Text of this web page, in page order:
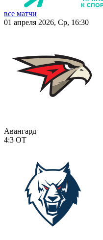
все матчи
01 апреля 2026, Ср, 16:30
Авангард
4:3 ОТ